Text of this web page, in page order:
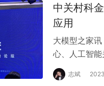
中关村科
应用
大模型之家
心、人工智
未来 产业智
志斌